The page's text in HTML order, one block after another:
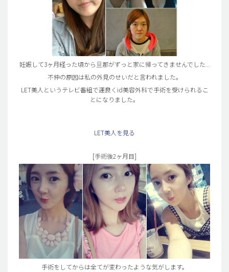
妊娠して3ヶ月経った頃から旦那がずっと家に帰ってきませんでした...
不仲の原因は私の外見のせいだと言われました。
LET美人というテレビ番組で運良くid美容外科で手術を受けられるこ
とになりました。
LET美人を見る
[手術後2ヶ月目]
手術をしてからは全てが変わったような気がします。